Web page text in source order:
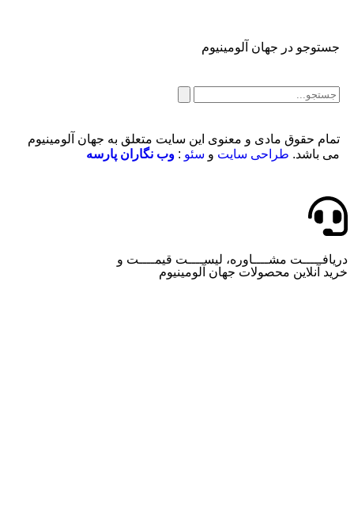
جستوجو در جهان آلومینیوم
تمام حقوق مادی و معنوی این سایت متعلق به جهان آلومینیوم
می باشد. طراحی سایت و سئو : وب نگاران پارسه
دریافـــــت مشــــاوره، لیســــت قیمــــت و
خرید آنلاین محصولات جهان آلومینیوم